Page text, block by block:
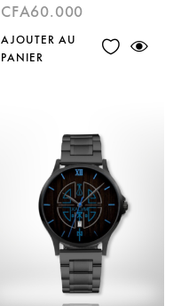
CFA60.000
AJOUTER AU
PANIER